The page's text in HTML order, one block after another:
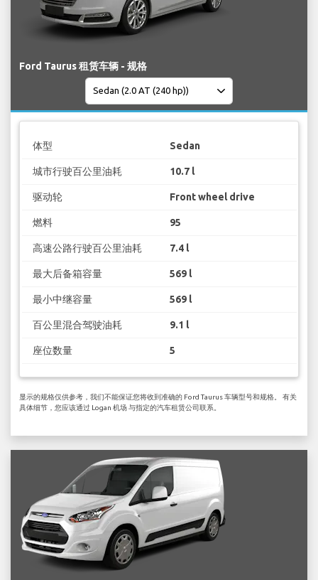
Ford Taurus 租赁车辆 - 规格
体型 Sedan
城市行驶百公里油耗 10.7 l
驱动轮 Front wheel drive
燃料 95
高速公路行驶百公里油耗 7.4 l
最大后备箱容量 569 l
最小中继容量 569 l
百公里混合驾驶油耗 9.1 l
座位数量 5
显示的规格仅供参考，我们不能保证您将收到准确的 Ford Taurus 车辆型号和规格。 有关
具体细节，您应该通过 Logan 机场 与指定的汽车租赁公司联系。